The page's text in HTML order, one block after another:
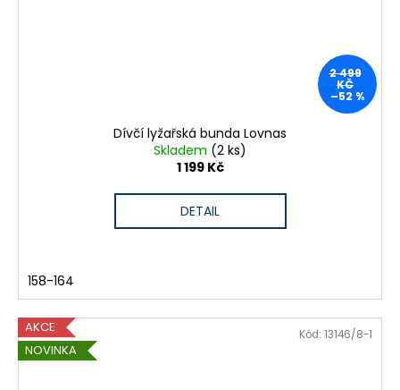
2 499
KČ
–52 %
Dívčí lyžařská bunda Lovnas
Skladem (2 ks)
1 199 Kč
DETAIL
158-164
AKCE
NOVINKA
Kód: 13146/8-1